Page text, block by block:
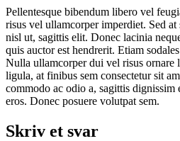
Pellentesque bibendum libero vel
risus vel ullamcorper imperdiet. Sed at
nisl ut, sagittis elit. Donec lacinia
quis auctor est hendrerit. Etiam
Nulla ullamcorper dui vel risus ornare
ligula, at finibus sem consectetur sit
commodo ac odio a, sagittis dignissim
eros. Donec posuere volutpat sem.
Skriv et svar